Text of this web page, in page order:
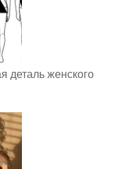
деталь женского